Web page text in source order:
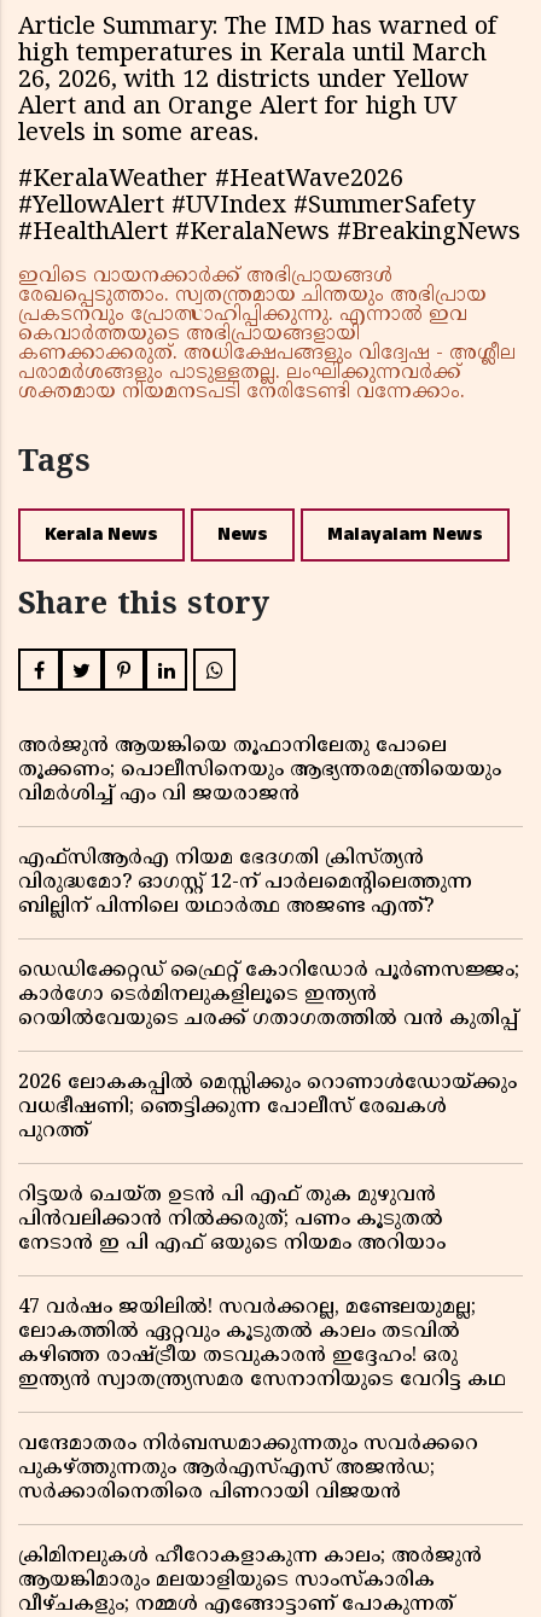
Article Summary: The IMD has warned of
high temperatures in Kerala until March
26, 2026, with 12 districts under Yellow
Alert and an Orange Alert for high UV
levels in some areas.
#KeralaWeather #HeatWave2026
#YellowAlert #UVIndex #SummerSafety
#HealthAlert #KeralaNews #BreakingNews
ഇവിടെ വായനക്കാർക്ക് അഭിപ്രായങ്ങൾ
രേഖപ്പെടുത്താം. സ്വതന്ത്രമായ ചിന്തയും അഭിപ്രായ
പ്രകടനവും പ്രോത്സാഹിപ്പിക്കുന്നു. എന്നാൽ ഇവ
കെവാർത്തയുടെ അഭിപ്രായങ്ങളായി
കണക്കാക്കരുത്. അധിക്ഷേപങ്ങളും വിദ്വേഷ - അശ്ലീല
പരാമർശങ്ങളും പാടുള്ളതല്ല. ലംഘിക്കുന്നവർക്ക്
ശക്തമായ നിയമനടപടി നേരിടേണ്ടി വന്നേക്കാം.
Tags
Kerala News News Malayalam News
Share this story
അർജുൻ ആയങ്കിയെ തൂഫാനിലേതു പോലെ
തൂക്കണം; പൊലീസിനെയും ആഭ്യന്തരമന്ത്രിയെയും
വിമർശിച്ച് എം വി ജയരാജൻ
എഫ്സിആർഎ നിയമ ഭേദഗതി ക്രിസ്ത്യൻ
വിരുദ്ധമോ? ഓഗസ്റ്റ് 12-ന് പാർലമെന്റിലെത്തുന്ന
ബില്ലിന് പിന്നിലെ യഥാർത്ഥ അജണ്ട എന്ത്?
ഡെഡിക്കേറ്റഡ് ഫ്രൈറ്റ് കോറിഡോർ പൂർണസജ്ജം;
കാർഗോ ടെർമിനലുകളിലൂടെ ഇന്ത്യൻ
റെയിൽവേയുടെ ചരക്ക് ഗതാഗതത്തിൽ വൻ കുതിപ്പ്
2026 ലോകകപ്പിൽ മെസ്സിക്കും റൊണാൾഡോയ്ക്കും
വധഭീഷണി; ഞെട്ടിക്കുന്ന പോലീസ് രേഖകൾ
പുറത്ത്
റിട്ടയർ ചെയ്ത ഉടൻ പി എഫ് തുക മുഴുവൻ
പിൻവലിക്കാൻ നിൽക്കരുത്; പണം കൂടുതൽ
നേടാൻ ഇ പി എഫ് ഒയുടെ നിയമം അറിയാം
47 വർഷം ജയിലിൽ! സവർക്കറല്ല, മണ്ടേലയുമല്ല;
ലോകത്തിൽ ഏറ്റവും കൂടുതൽ കാലം തടവിൽ
കഴിഞ്ഞ രാഷ്ട്രീയ തടവുകാരൻ ഇദ്ദേഹം! ഒരു
ഇന്ത്യൻ സ്വാതന്ത്ര്യസമര സേനാനിയുടെ വേറിട്ട കഥ
വന്ദേമാതരം നിർബന്ധമാക്കുന്നതും സവർക്കറെ
പുകഴ്ത്തുന്നതും ആർഎസ്എസ് അജൻഡ;
സർക്കാരിനെതിരെ പിണറായി വിജയൻ
ക്രിമിനലുകൾ ഹീറോകളാകുന്ന കാലം; അർജുൻ
ആയങ്കിമാരും മലയാളിയുടെ സാംസ്കാരിക
വീഴ്ചകളും; നമ്മൾ എങ്ങോട്ടാണ് പോകുന്നത്